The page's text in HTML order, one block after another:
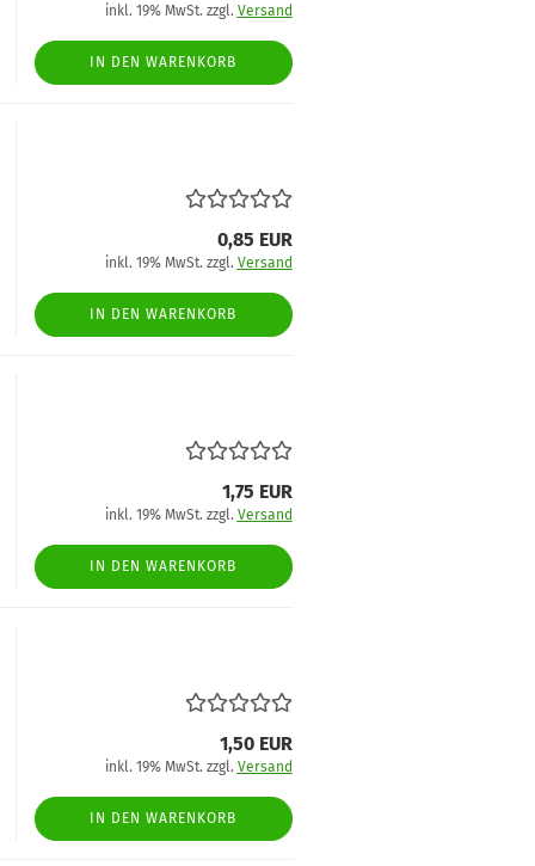
inkl. 19% MwSt. zzgl. Versand
IN DEN WARENKORB
0,85 EUR
inkl. 19% MwSt. zzgl. Versand
IN DEN WARENKORB
1,75 EUR
inkl. 19% MwSt. zzgl. Versand
IN DEN WARENKORB
1,50 EUR
inkl. 19% MwSt. zzgl. Versand
IN DEN WARENKORB